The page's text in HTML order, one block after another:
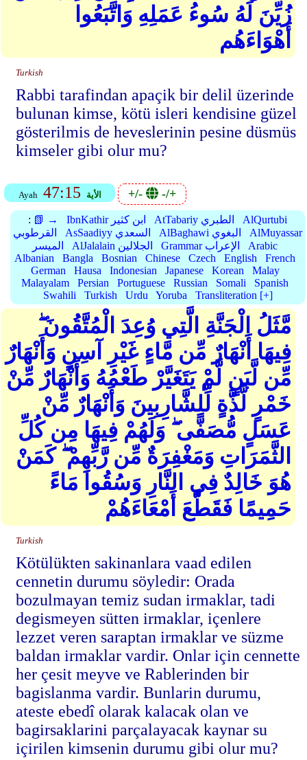
زُيِّنَ لَهُ سُوءُ عَمَلِهِ وَاتَّبَعُوا
أَهْوَاءَهُم
Turkish
Rabbi tarafindan apaçik bir delil üzerinde
bulunan kimse, kötü isleri kendisine güzel
gösterilmis de heveslerinin pesine düsmüs
kimseler gibi olur mu?
Ayah 47:15 الأية +/- -/+
: 📗 → IbnKathir ابن كثير AtTabariy الطبري
AlQurtubi
القرطوبي
AsSaadiyy السعدي AlBaghawi البغوي
AlMuyassar
الميسر
AlJalalain الجلالين Grammar الإعراب
Arabic
Albanian
Bangla Bosnian Chinese Czech English
French
German
Hausa Indonesian Japanese Korean
Malay
Malayalam
Persian Portuguese Russian Somali
Spanish
Swahili
Turkish Urdu Yoruba Transliteration [+]
مَّثَلُ الْجَنَّةِ الَّتِي وُعِدَ الْمُتَّقُونَ ۖ
فِيهَا أَنْهَارٌ مِّن مَّاءٍ غَيْرِ آسِنٍ وَأَنْهَارٌ
مِّن لَّبَنٍ لَّمْ يَتَغَيَّرْ طَعْمُهُ وَأَنْهَارٌ مِّنْ
خَمْرٍ لَّذَّةٍ لِّلشَّارِبِينَ وَأَنْهَارٌ مِّنْ
عَسَلٍ مُّصَفًّى ۖ وَلَهُمْ فِيهَا مِن كُلِّ
الثَّمَرَاتِ وَمَغْفِرَةٌ مِّن رَّبِّهِمْ ۖ كَمَنْ
هُوَ خَالِدٌ فِي النَّارِ وَسُقُوا مَاءً
حَمِيمًا فَقَطَّعَ أَمْعَاءَهُمْ
Turkish
Kötülükten sakinanlara vaad edilen
cennetin durumu söyledir: Orada
bozulmayan temiz sudan irmaklar, tadi
degismeyen sütten irmaklar, içenlere
lezzet veren saraptan irmaklar ve süzme
baldan irmaklar vardir. Onlar için cennette
her çesit meyve ve Rablerinden bir
bagislanma vardir. Bunlarin durumu,
ateste ebedî olarak kalacak olan ve
bagirsaklarini parçalayacak kaynar su
içirilen kimsenin durumu gibi olur mu?